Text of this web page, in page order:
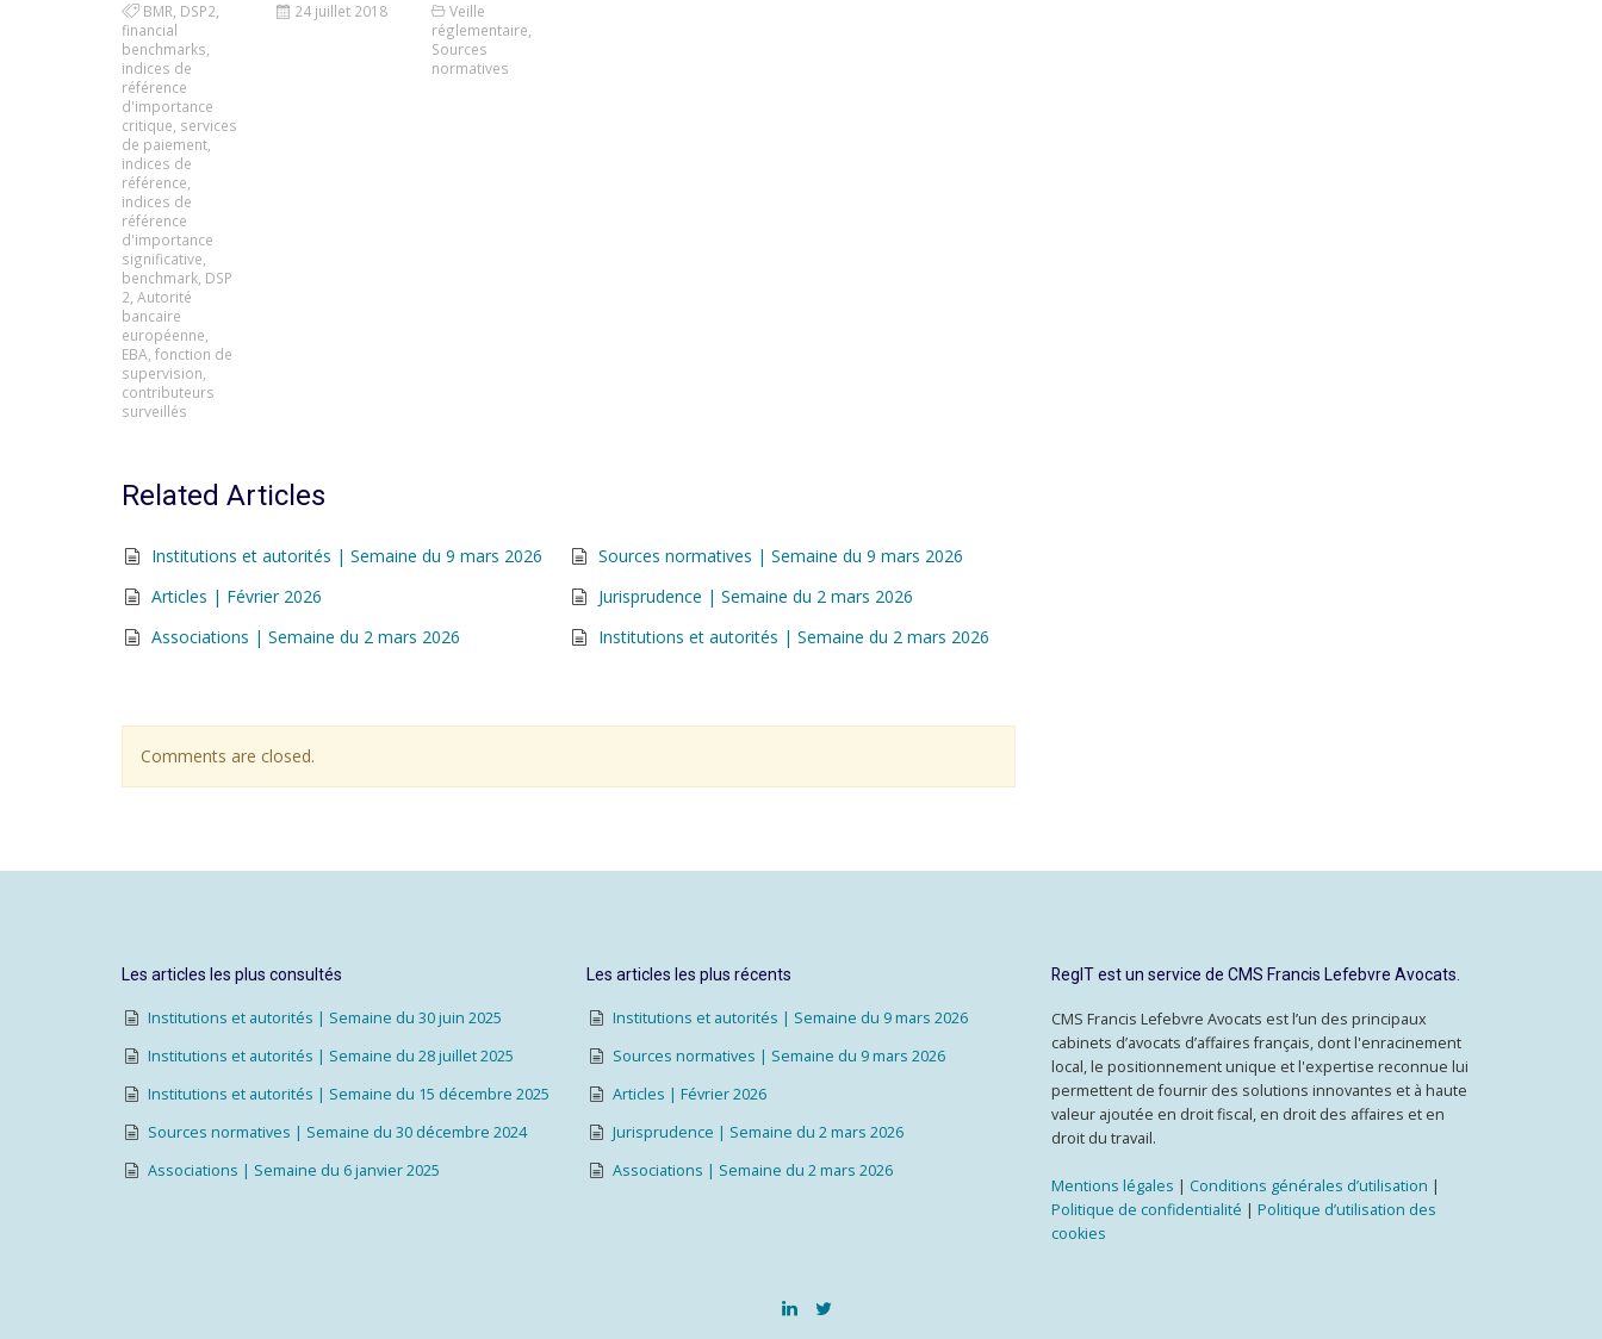
BMR DSP2
financial
benchmarks
indices de
référence
d'importance
critique services
de paiement
indices de
référence
indices de
référence
d'importance
significative
benchmark DSP
2 Autorité
bancaire
européenne
EBA fonction de
supervision
contributeurs
surveillés
24 juillet 2018
Veille
réglementaire
Sources
normatives
Related Articles
Institutions et autorités | Semaine du 9 mars 2026
Sources normatives | Semaine du 9 mars 2026
Articles | Février 2026
Jurisprudence | Semaine du 2 mars 2026
Associations | Semaine du 2 mars 2026
Institutions et autorités | Semaine du 2 mars 2026
Comments are closed.
Les articles les plus consultés
Institutions et autorités | Semaine du 30 juin 2025
Institutions et autorités | Semaine du 28 juillet 2025
Institutions et autorités | Semaine du 15 décembre 2025
Sources normatives | Semaine du 30 décembre 2024
Associations | Semaine du 6 janvier 2025
Les articles les plus récents
Institutions et autorités | Semaine du 9 mars 2026
Sources normatives | Semaine du 9 mars 2026
Articles | Février 2026
Jurisprudence | Semaine du 2 mars 2026
Associations | Semaine du 2 mars 2026
RegIT est un service de CMS Francis Lefebvre Avocats.
CMS Francis Lefebvre Avocats est l’un des principaux
cabinets d’avocats d’affaires français, dont l'enracinement
local, le positionnement unique et l'expertise reconnue lui
permettent de fournir des solutions innovantes et à haute
valeur ajoutée en droit fiscal, en droit des affaires et en
droit du travail.
Mentions légales | Conditions générales d’utilisation |
Politique de confidentialité | Politique d’utilisation des
cookies